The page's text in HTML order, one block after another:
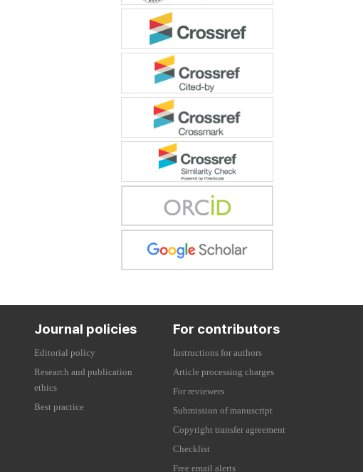
Journal policies
Editorial policy
Research and publication
ethics
Best practice
For contributors
Instructions for authors
Article processing charges
For reviewers
Submission of manuscript
Copyright transfer agreement
Checklist
Free email alerts